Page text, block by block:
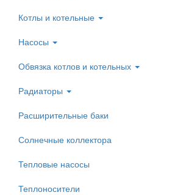
Котлы и котельные
Насосы
Обвязка котлов и котельных
Радиаторы
Расширительные баки
Солнечные коллектора
Тепловые насосы
Теплоносители